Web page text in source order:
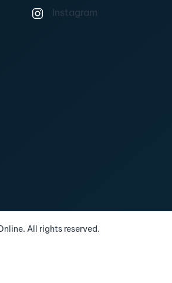
Instagram
All rights reserved.